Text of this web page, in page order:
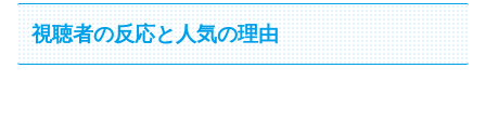
視聴者の反応と人気の理由